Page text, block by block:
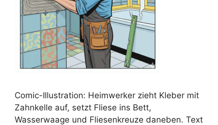
Comic-Illustration: Heimwerker zieht Kleber mit
Zahnkelle auf, setzt Fliese ins Bett,
Wasserwaage und Fliesenkreuze daneben. Text